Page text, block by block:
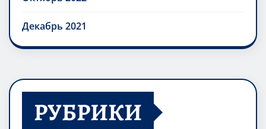
Декабрь 2021
РУБРИКИ